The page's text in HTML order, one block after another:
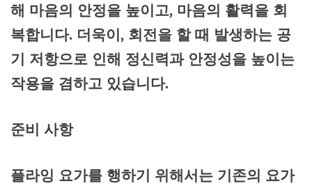
해 마음의 안정을 높이고, 마음의 활력을 회
복합니다. 더욱이, 회전을 할 때 발생하는 공
기 저항으로 인해 정신력과 안정성을 높이는
작용을 겸하고 있습니다.
준비 사항
플라잉 요가를 행하기 위해서는 기존의 요가